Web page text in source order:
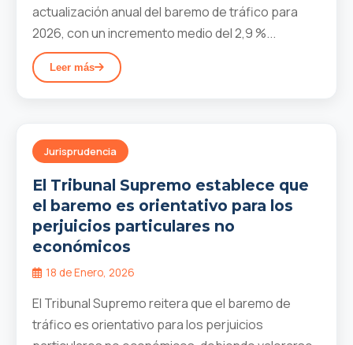
actualización anual del baremo de tráfico para
2026, con un incremento medio del 2,9 %...
Leer más
Jurisprudencia
El Tribunal Supremo establece que
el baremo es orientativo para los
perjuicios particulares no
económicos
18 de Enero, 2026
El Tribunal Supremo reitera que el baremo de
tráfico es orientativo para los perjuicios